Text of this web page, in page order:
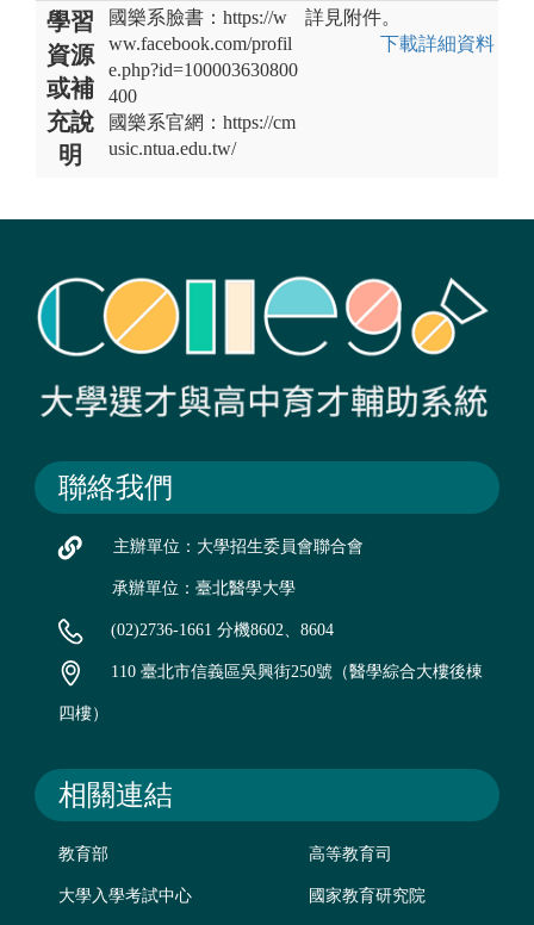
學習
資源
或補
充說
明
國樂系臉書：https://w
ww.facebook.com/profil
e.php?id=100003630800
400
國樂系官網：https://cm
usic.ntua.edu.tw/
詳見附件。
下載詳細資料
聯絡我們
主辦單位：大學招生委員會聯合會
承辦單位：臺北醫學大學
(02)2736-1661 分機8602、8604
110 臺北市信義區吳興街250號（醫學綜合大樓後棟
四樓）
相關連結
教育部 高等教育司
大學入學考試中心 國家教育研究院